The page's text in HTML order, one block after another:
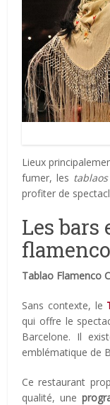
Lieux
fumer, les tablaos
profiter de
Les bars
Tablao Flamenco
Sans contexte, le
qui offre le
Barcelone. Il
emblématique de
Ce restaurant
qualité, une